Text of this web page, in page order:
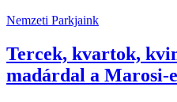
Nemzeti Parkjaink
Tercek, kvartok,
madárdal a Marosi-